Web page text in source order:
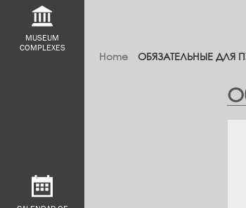
MUSEUM
COMPLEXES
Home ОБЯЗАТЕЛЬНЫЕ ДЛЯ